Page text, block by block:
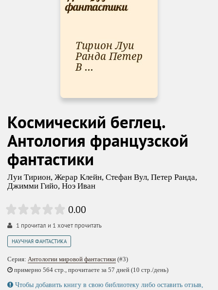
Космический беглец.
Антология французской
фантастики
Луи Тирион, Жерар Клейн, Стефан Вул, Петер Ранда,
Джимми Гийо, Ноэ Иван
0.00
1 прочитал и 1 хочет прочитать
НАУЧНАЯ ФАНТАСТИКА
Серия: Антологии мировой фантастики (#3)
примерно 564 стр., прочитаете за 57 дней (10 стр./день)
Чтобы добавить книгу в свою библиотеку либо оставить отзыв,